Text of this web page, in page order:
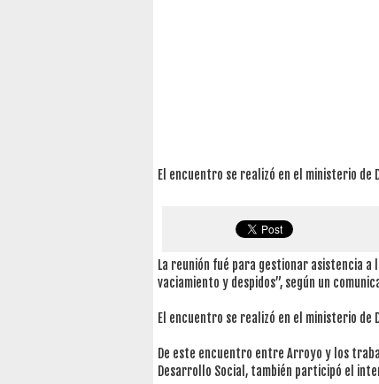
El encuentro se realizó en el ministerio de
La reunión fué para gestionar asistencia a
vaciamiento y despidos”, según un
El encuentro se realizó en el ministerio de
De este encuentro entre Arroyo y los
Desarrollo Social, también participó el